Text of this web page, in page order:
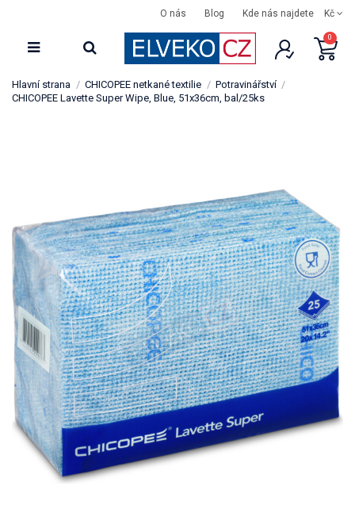
O nás Blog Kde nás najdete Kč
0
Hlavní strana CHICOPEE netkané textilie
Potravinářství
CHICOPEE Lavette Super Wipe, Blue, 51x36cm, bal/25ks